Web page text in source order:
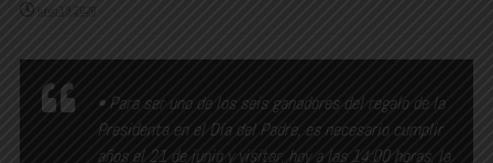
junio 19, 2026
•⁠ ⁠Para ser uno de los seis ganadores del regalo de la
Presidenta en el Día del Padre, es necesario cumplir
años el 21 de junio y visitar, hoy a las 14:00 horas, la